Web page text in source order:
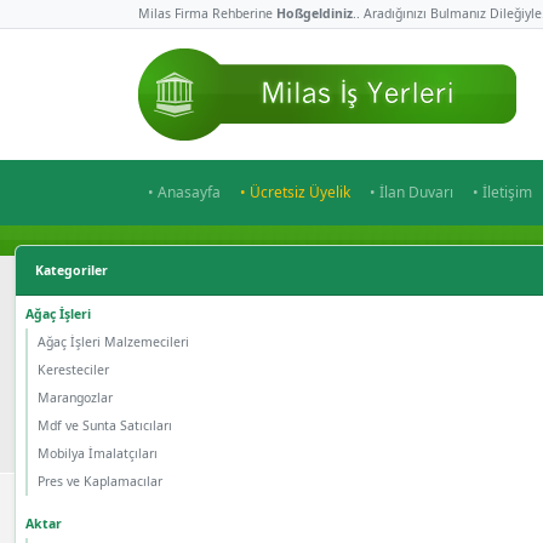
Milas Firma Rehberine Hoßgeldiniz.. Aradığınızı Bulmanız
• Anasayfa • Ücretsiz Üyelik • İlan Duvarı • İletişim
Kategoriler
Ağaç İşleri
Ağaç İşleri Malzemecileri
Keresteciler
Marangozlar
Mdf ve Sunta Satıcıları
Mobilya İmalatçıları
Pres ve Kaplamacılar
Aktar